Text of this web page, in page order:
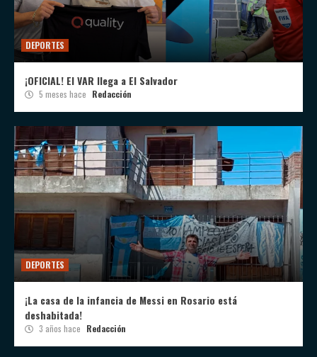
DEPORTES
¡OFICIAL! El VAR llega a El Salvador
5 meses hace Redacción
DEPORTES
¡La casa de la infancia de Messi en Rosario está
deshabitada!
3 años hace Redacción